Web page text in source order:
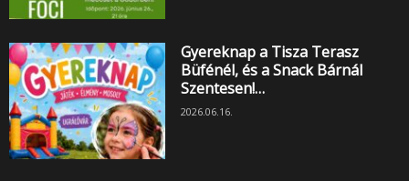
Gyereknap a Tisza Terasz
Büfénél, és a Snack Bárnál
Szentesen!…
2026.06.16.